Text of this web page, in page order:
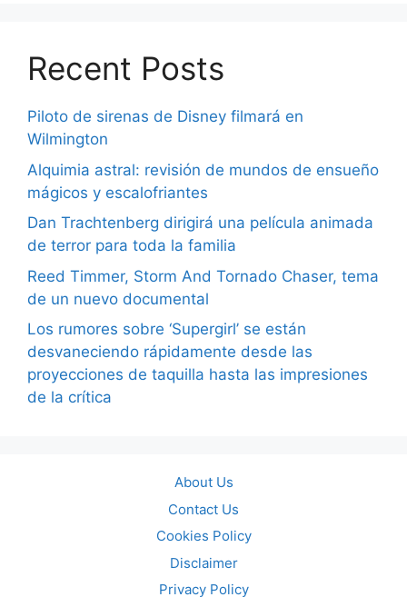
Recent Posts
Piloto de sirenas de Disney filmará en
Wilmington
Alquimia astral: revisión de mundos de ensueño
mágicos y escalofriantes
Dan Trachtenberg dirigirá una película animada
de terror para toda la familia
Reed Timmer, Storm And Tornado Chaser, tema
de un nuevo documental
Los rumores sobre ‘Supergirl’ se están
desvaneciendo rápidamente desde las
proyecciones de taquilla hasta las impresiones
de la crítica
About Us
Contact Us
Cookies Policy
Disclaimer
Privacy Policy